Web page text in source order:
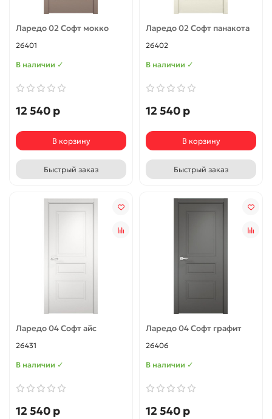
Ларедо 02 Софт мокко
26401
В наличии ✓
12 540 р
В корзину
Быстрый заказ
Ларедо 02 Софт панакота
26402
В наличии ✓
12 540 р
В корзину
Быстрый заказ
Ларедо 04 Софт айс
26431
В наличии ✓
12 540 р
Ларедо 04 Софт графит
26406
В наличии ✓
12 540 р